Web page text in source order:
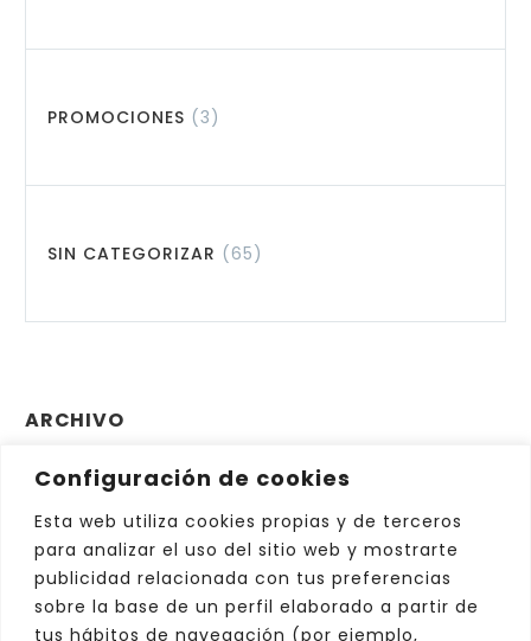
Configuración de cookies
Esta web utiliza cookies propias y de terceros
para analizar el uso del sitio web y mostrarte
publicidad relacionada con tus preferencias
sobre la base de un perfil elaborado a partir de
tus hábitos de navegación (por ejemplo,
PROMOCIONES (3)
SIN CATEGORIZAR (65)
ARCHIVO
Archivo
Elegir el mes